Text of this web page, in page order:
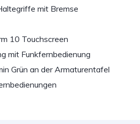
mit Bremse
10 Touchscreen
mit Funkfernbedienung
Grün an der Armaturentafel